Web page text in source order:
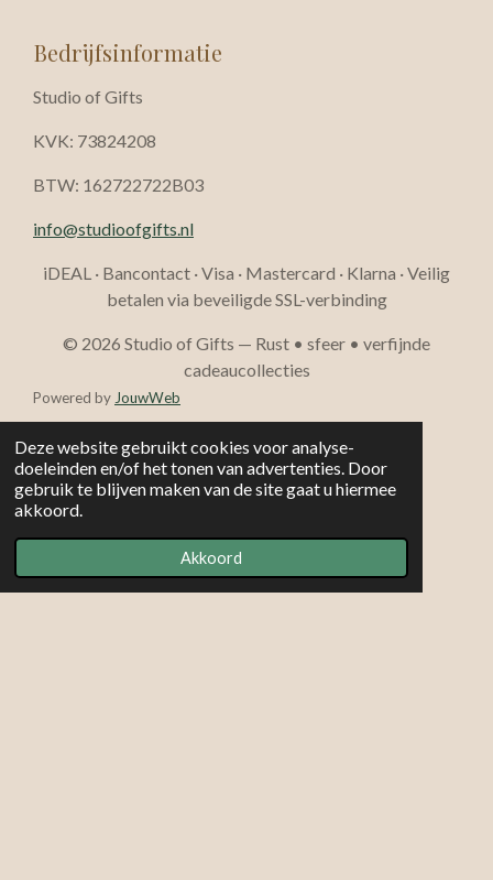
Deze website gebruikt cookies voor analyse-
doeleinden en/of het tonen van advertenties. Door
gebruik te blijven maken van de site gaat u hiermee
akkoord.
Akkoord
Bedrijfsinformatie
Studio of Gifts
KVK: 73824208
BTW: 162722722B03
info@studioofgifts.nl
iDEAL · Bancontact · Visa · Mastercard · Klarna · Veilig
betalen via beveiligde SSL-verbinding
© 2026 Studio of Gifts — Rust • sfeer • verfijnde
cadeaucollecties
Powered by JouwWeb